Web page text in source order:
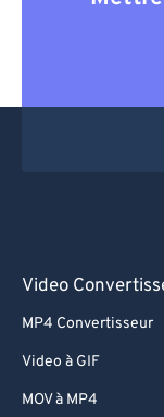
Video
MP4 Convertisseur
Video à GIF
MOV à MP4